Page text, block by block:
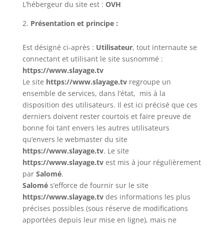
L’hébergeur du site est : OVH
Présentation et principe :
Est désigné ci-après : Utilisateur, tout internaute se
connectant et utilisant le site susnommé :
https://www.slayage.tv
Le site https://www.slayage.tvregroupe un
ensemble de services, dans l’état, mis à la
disposition des utilisateurs. Il est ici précisé que ces
derniers doivent rester courtois et faire preuve de
bonne foi tant envers les autres utilisateurs
qu’envers le webmaster du site
https://www.slayage.tv. Le site
https://www.slayage.tvest mis à jour régulièrement
par Salomé.
Salomés’efforce de fournir sur le site
https://www.slayage.tvdes informations les plus
précises possibles (sous réserve de modifications
apportées depuis leur mise en ligne), mais ne